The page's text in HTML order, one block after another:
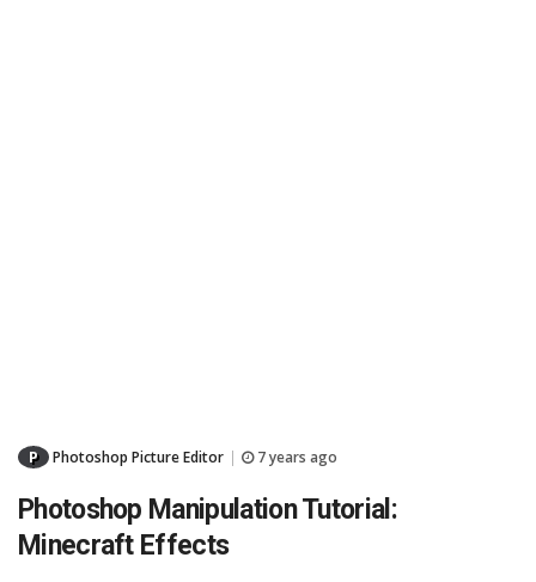
P Photoshop Picture Editor 7 years ago
Photoshop Manipulation Tutorial:
Minecraft Effects